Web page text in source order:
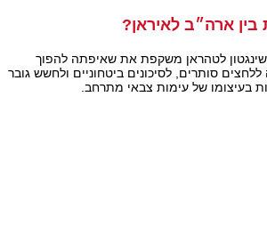
ארה״ב לאיראן?
לטהראן משקפת את שאיפתה להפוך
סותרים, לסיכונים ביטחוניים ולחשש גובר
בעיצומו של עימות צבאי מתרחב.